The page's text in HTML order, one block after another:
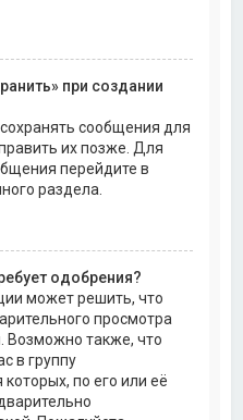
при создании
сообщения для
их позже. Для
перейдите в
раздела.
одобрения?
может решить, что
просмотра
Возможно также, что
в группу
по его или её